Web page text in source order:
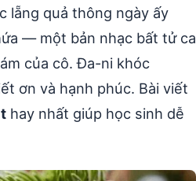
lẵng quả thông ngày ấy
— một bản nhạc bất tử ca
của cô. Đa-ni khóc
ơn và hạnh phúc. Bài viết
hay nhất giúp học sinh dễ